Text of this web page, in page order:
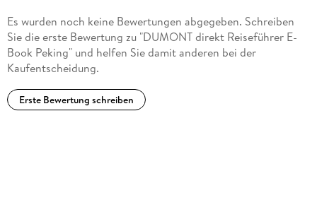
Es wurden noch keine Bewertungen abgegeben. Schreiben
Sie die erste Bewertung zu "DUMONT direkt Reiseführer E-
Book Peking" und helfen Sie damit anderen bei der
Kaufentscheidung.
Erste Bewertung schreiben